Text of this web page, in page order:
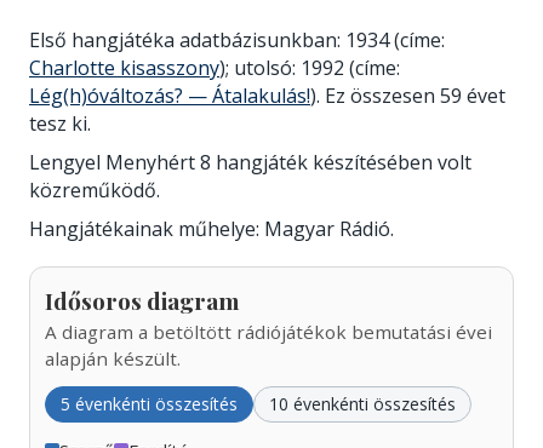
Első hangjátéka adatbázisunkban: 1934 (címe:
Charlotte kisasszony); utolsó: 1992 (címe:
Lég(h)óváltozás? — Átalakulás!). Ez összesen 59 évet
tesz ki.
Lengyel Menyhért 8 hangjáték készítésében volt
közreműködő.
Hangjátékainak műhelye: Magyar Rádió.
Idősoros diagram
A diagram a betöltött rádiójátékok bemutatási évei
alapján készült.
5 évenkénti összesítés 10 évenkénti összesítés